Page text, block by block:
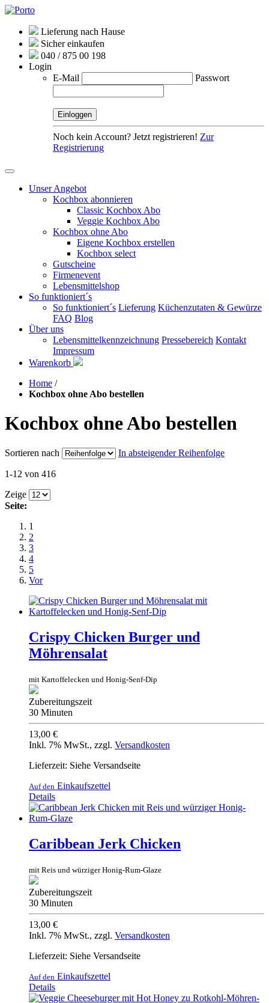
Lieferung nach Hause
Sicher einkaufen
040 / 875 00 198
Login
E-Mail
Passwort
Noch kein Account? Jetzt registrieren! Zur
Registrierung
Unser Angebot
Kochbox abonnieren
Classic Kochbox Abo
Veggie Kochbox Abo
Kochbox ohne Abo
Eigene Kochbox erstellen
Kochbox select
Gutscheine
Firmenevent
Lebensmittelshop
So funktioniert´s
So funktioniert´s Lieferung Küchenzutaten & Gewürze
FAQ Blog
Über uns
Lebensmittelkennzeichnung Pressebereich Kontakt
Impressum
Warenkorb
Home /
Kochbox ohne Abo bestellen
Kochbox ohne Abo bestellen
Sortieren nach In absteigender Reihenfolge
1-12 von 416
Zeige
Seite:
1
2
3
4
5
Vor
Crispy Chicken Burger und
Möhrensalat
mit Kartoffelecken und Honig-Senf-Dip
Zubereitungszeit
30 Minuten
13,00 €
Inkl. 7% MwSt., zzgl. Versandkosten
Lieferzeit: Siehe Versandseite
Auf den Einkaufszettel
Details
Caribbean Jerk Chicken
mit Reis und würziger Honig-Rum-Glaze
Zubereitungszeit
30 Minuten
13,00 €
Inkl. 7% MwSt., zzgl. Versandkosten
Lieferzeit: Siehe Versandseite
Auf den Einkaufszettel
Details